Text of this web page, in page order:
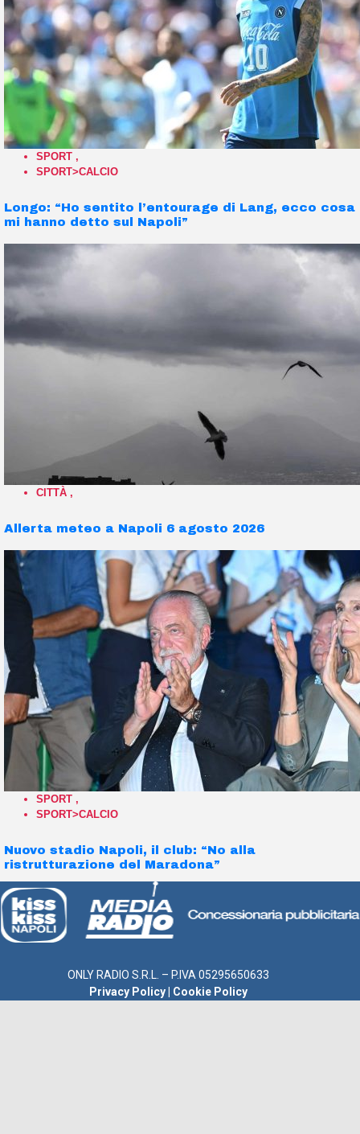
SPORT ,
SPORT>CALCIO
Longo: “Ho sentito l’entourage di Lang, ecco cosa
mi hanno detto sul Napoli”
CITTÀ ,
Allerta meteo a Napoli 6 agosto 2026
SPORT ,
SPORT>CALCIO
Nuovo stadio Napoli, il club: “No alla
ristrutturazione del Maradona”
ONLY RADIO S.R.L. – P.IVA 05295650633
Privacy Policy
Cookie Policy